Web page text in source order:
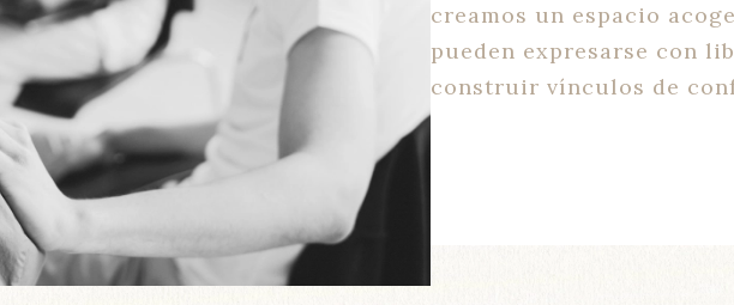
creamos un espacio
pueden expresarse con
construir vínculos de